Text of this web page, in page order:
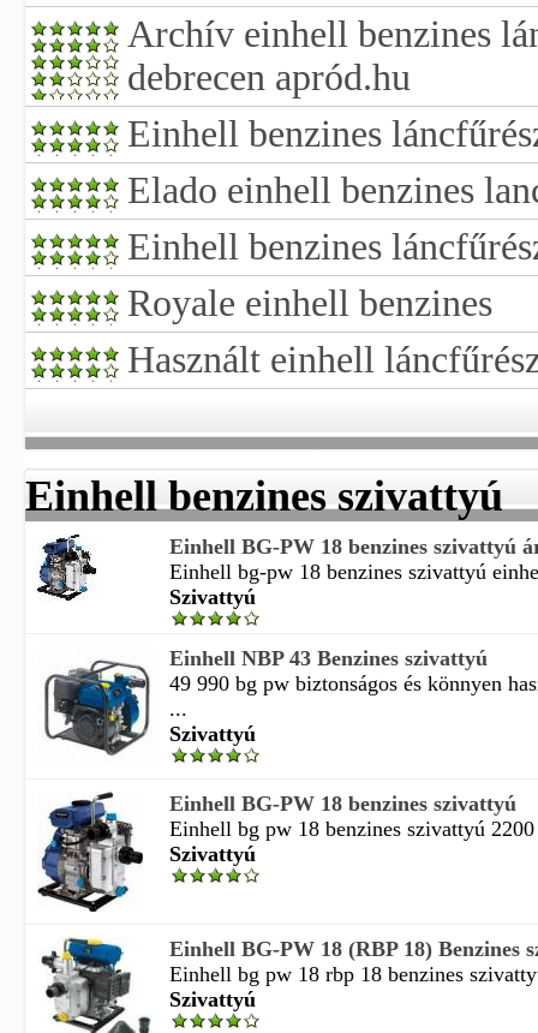
Archív einhell benzines
debrecen apród.hu
Einhell benzines
Elado einhell benzines
Einhell benzines
Royale einhell benzines
Használt einhell
Einhell benzines szivattyú
Einhell BG-PW 18 benzines szivattyú
Einhell bg-pw 18 benzines szivattyú
Szivattyú
Einhell NBP 43 Benzines szivattyú
49 990 bg pw biztonságos és könnyen
...
Szivattyú
Einhell BG-PW 18 benzines szivattyú
Einhell bg pw 18 benzines szivattyú
Szivattyú
Einhell BG-PW 18 (RBP 18) Benzines
Einhell bg pw 18 rbp 18 benzines
Szivattyú